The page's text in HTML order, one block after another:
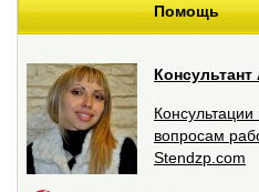
Помощь
Консультант
Консультации
вопросам
Stendzp.com